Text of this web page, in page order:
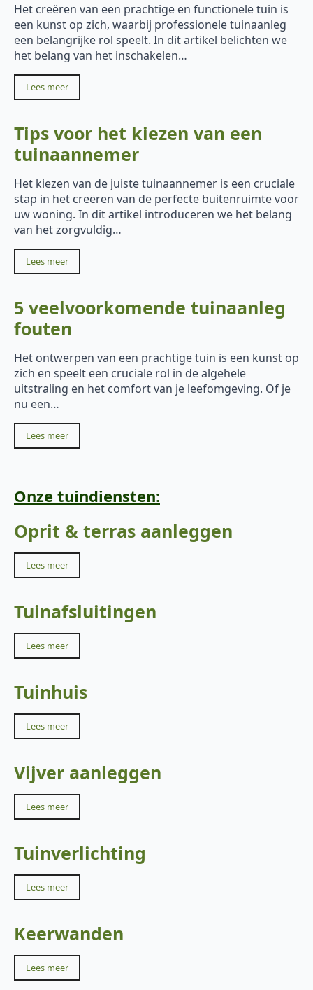
Het creëren van een prachtige en functionele tuin is
een kunst op zich, waarbij professionele tuinaanleg
een belangrijke rol speelt. In dit artikel belichten we
het belang van het inschakelen…
Lees meer
Tips voor het kiezen van een
tuinaannemer
Het kiezen van de juiste tuinaannemer is een cruciale
stap in het creëren van de perfecte buitenruimte voor
uw woning. In dit artikel introduceren we het belang
van het zorgvuldig…
Lees meer
5 veelvoorkomende tuinaanleg
fouten
Het ontwerpen van een prachtige tuin is een kunst op
zich en speelt een cruciale rol in de algehele
uitstraling en het comfort van je leefomgeving. Of je
nu een…
Lees meer
Onze tuindiensten:
Oprit & terras aanleggen
Lees meer
Tuinafsluitingen
Lees meer
Tuinhuis
Lees meer
Vijver aanleggen
Lees meer
Tuinverlichting
Lees meer
Keerwanden
Lees meer